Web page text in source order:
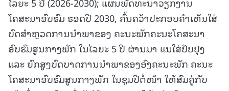
ໂຄສະນາອົບຮົມ ຮອດປີ 2030, ຄົ້ນຄວ້າປະກອບຄໍາເຫັນໃສ່
ບົດສຳຫຼວດການນໍາພາຂອງ ຄະນະພັກຄະນະໂຄສະນາ
ອົບຮົມສູນກາງພັກ ໃນໄລຍະ 5 ປີ ຜ່ານມາ ແນໃສ່ປັບປຸງ
ແລະ ຍົກສູງບົດບາດການນໍາພາຂອງອົງຄະນະພັກ ຄະນະ
ໂຄສະນາອົບຮົມສູນກາງພັກ ໃນຊຸມປີຕໍ່ໜ້າ ໃຫ້ສົມຄູ່ກັບ